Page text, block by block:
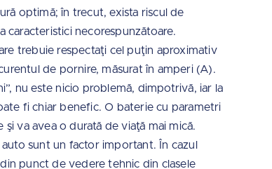
optimă; în trecut, exista riscul de
caracteristici necorespunzătoare.
trebuie respectaţi cel puţin aproximativ
de pornire, măsurat în amperi (A).
nu este nicio problemă, dimpotrivă, iar la
fi chiar benefic. O baterie cu parametri
va avea o durată de viaţă mai mică.
sunt un factor important. În cazul
punct de vedere tehnic din clasele